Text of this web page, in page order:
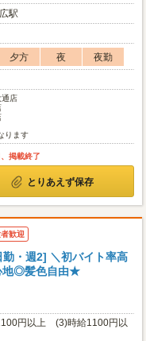
駅
夕方 夜
夜勤
店
ります
掲載終了
とりあえず保存
歓迎
勤・週2] ＼初バイト率高
地◎髪色自由★
円以上 (3)時給1100円以